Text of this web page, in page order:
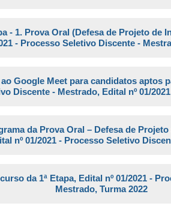
- 1. Prova Oral (Defesa de Projeto de
- Processo Seletivo Discente -
Google Meet para candidatos aptos
Discente - Mestrado, Edital nº 01/
da Prova Oral – Defesa de
nº 01/2021 - Processo Seletivo
da 1ª Etapa, Edital nº 01/2021 -
Mestrado, Turma 2022